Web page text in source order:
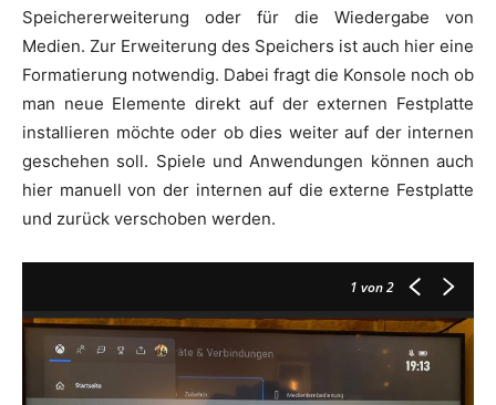
Speichererweiterung oder für die Wiedergabe von
Medien. Zur Erweiterung des Speichers ist auch hier eine
Formatierung notwendig. Dabei fragt die Konsole noch ob
man neue Elemente direkt auf der externen Festplatte
installieren möchte oder ob dies weiter auf der internen
geschehen soll. Spiele und Anwendungen können auch
hier manuell von der internen auf die externe Festplatte
und zurück verschoben werden.
1 von 2